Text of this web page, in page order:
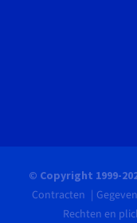
© Copyright 1999-
Contracten
Rechten en